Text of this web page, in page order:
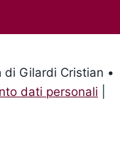
di Gilardi Cristian •
dati personali